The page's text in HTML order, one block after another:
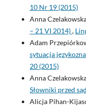
10 Nr 19 (2015)
Anna
– 21 VI 2014),
Adam
sytuacja
20 (2015)
Anna
Słowniki przed
Alicja Pihan-